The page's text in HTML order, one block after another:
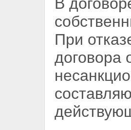
При
договора